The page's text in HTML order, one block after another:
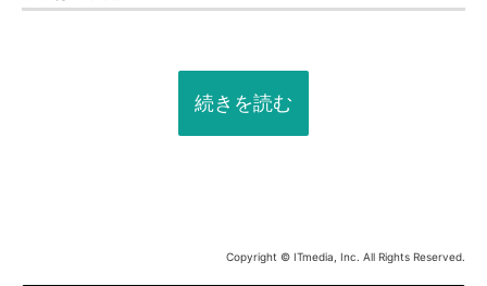
続きを読む
Copyright © ITmedia, Inc. All Rights Reserved.